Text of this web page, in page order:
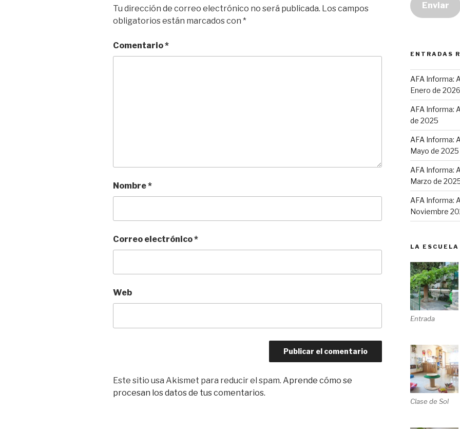
Tu dirección de correo electrónico no será publicada. Los campos
obligatorios están marcados con *
Comentario*
Nombre*
Correo electrónico*
Web
Este sitio usa Akismet para reducir el spam. Aprende cómo se
procesan los datos de tus comentarios.
Enviar
ENTRADAS
AFA Informa:
Enero de 2026
AFA Informa:
de 2025
AFA Informa:
Mayo de 2025
AFA Informa:
Marzo de
AFA Informa:
Noviembre
LA ESCUELA
Entrada
Clase de Sol